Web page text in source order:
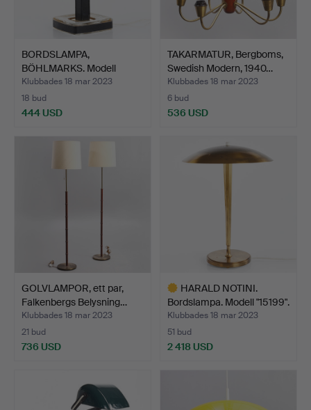
BORDSLAMPA,
BÖHLMARKS. Modell
16773. 1960-…
Klubbades 18 mar 2023
18 bud
444 USD
TAKARMATUR, Bergboms,
Swedish Modern, 1940…
Klubbades 18 mar 2023
6 bud
536 USD
GOLVLAMPOR, ett par,
Falkenbergs Belysning…
Klubbades 18 mar 2023
21 bud
736 USD
HARALD NOTINI.
Bordslampa. Modell "15199".
…
Klubbades 18 mar 2023
51 bud
2 418 USD